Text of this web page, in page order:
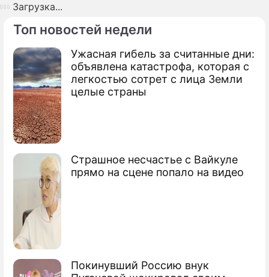
Топ новостей недели
Ужасная гибель за считанные дни:
объявлена катастрофа, которая с
легкостью сотрет с лица Земли
целые страны
Страшное несчастье с Вайкуле
прямо на сцене попало на видео
Покинувший Россию внук
Загрузка...